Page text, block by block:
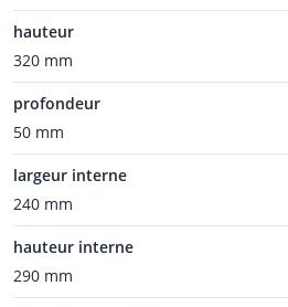
hauteur
320 mm
profondeur
50 mm
largeur interne
240 mm
hauteur interne
290 mm